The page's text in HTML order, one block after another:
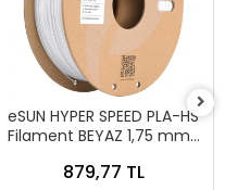
eSUN HYPER SPEED PLA-HS
Filament BEYAZ 1,75 mm 1
879,77 TL